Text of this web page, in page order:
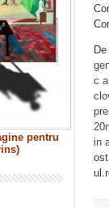
c
in
pentru